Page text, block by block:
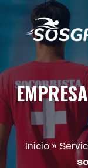
contenido
Inicio»